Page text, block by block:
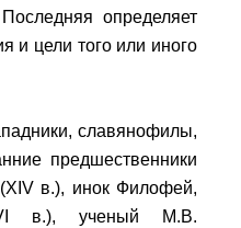
определяет
и цели того или иного
славянофилы,
предшественники
в.), инок Филофей,
в.), ученый М.В.